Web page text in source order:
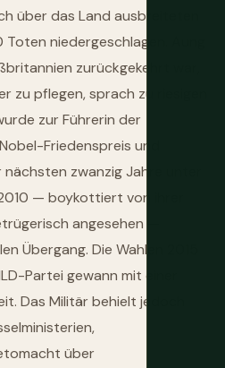
über das Land ausbreiteten
niedergeschlagen. Aung
zurückgekehrt war,
zu pflegen, sprach zu riesigen
zur Führerin der
Friedenspreis und
zwanzig Jahre unter
— boykottiert von ihrer
angesehen —
Übergang. Die Wahlen 2015
Partei gewann mit einer
Das Militär behielt jedoch
über